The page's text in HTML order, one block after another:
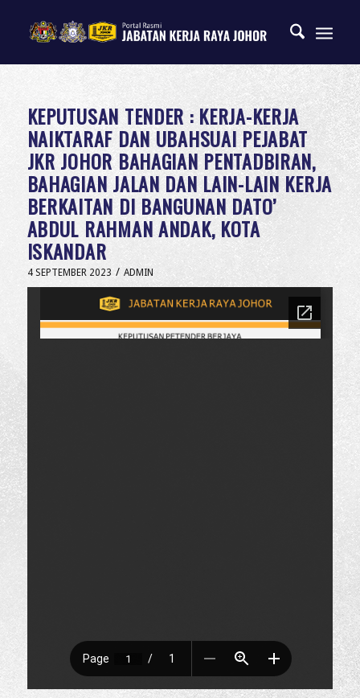
KEPUTUSAN TENDER : KERJA-KERJA
NAIKTARAF DAN UBAHSUAI PEJABAT
JKR JOHOR BAHAGIAN PENTADBIRAN,
BAHAGIAN JALAN DAN LAIN-LAIN KERJA
BERKAITAN DI BANGUNAN DATO’
ABDUL RAHMAN ANDAK, KOTA
ISKANDAR
4 SEPTEMBER 2023 / ADMIN